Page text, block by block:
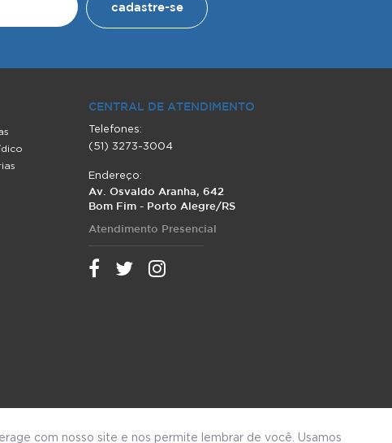
com nosso site e nos permite lembrar de você. Usamos
cadastre-se
CENTRAL DE ATENDIMENTO
Telefones:
(51) 3273-3004
Endereço:
Av. Osvaldo Aranha, 642
Bom Fim - Porto Alegre/RS
Atendimento Presencial